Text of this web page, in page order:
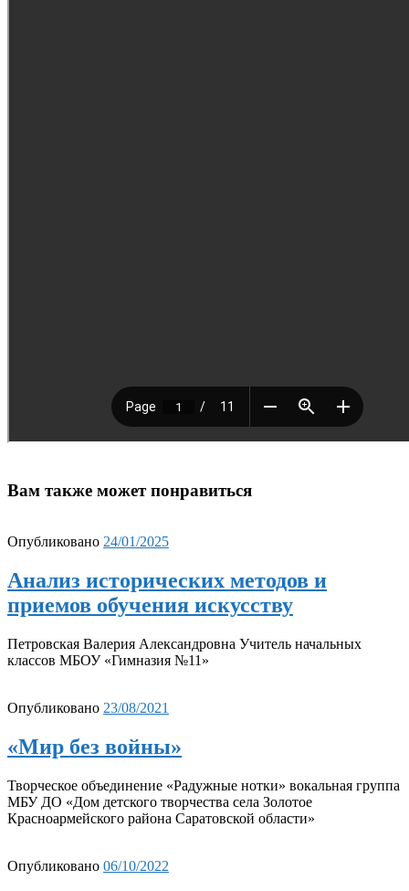
Вам также может понравиться
Опубликовано 24/01/2025
Анализ исторических методов и
приемов обучения искусству
Петровская Валерия Александровна Учитель начальных
классов МБОУ «Гимназия №11»
Опубликовано 23/08/2021
«Мир без войны»
Творческое объединение «Радужные нотки» вокальная группа
МБУ ДО «Дом детского творчества села Золотое
Красноармейского района Саратовской области»
Опубликовано 06/10/2022